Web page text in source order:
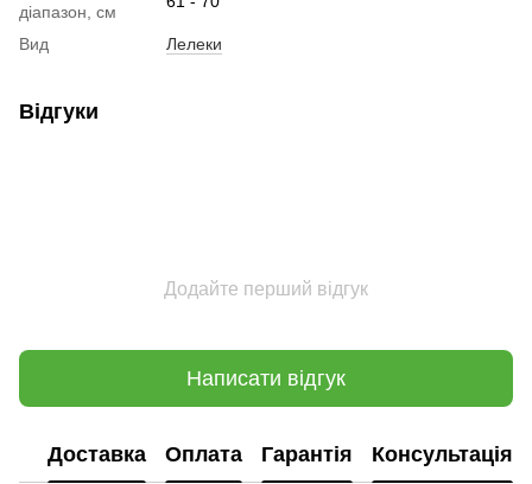
діапазон, см
Вид Лелеки
Відгуки
Додайте перший відгук
Написати відгук
Доставка Оплата Гарантія Консультація